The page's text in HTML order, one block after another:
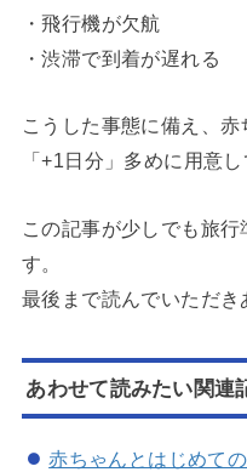
・飛行機が欠航
・渋滞で到着が遅れる
こうした事態に備え、
「+1日分」多めに用意
この記事が少しでも旅
す。
最後まで読んでいただき
あわせて読みたい関連
赤ちゃんとはじめて